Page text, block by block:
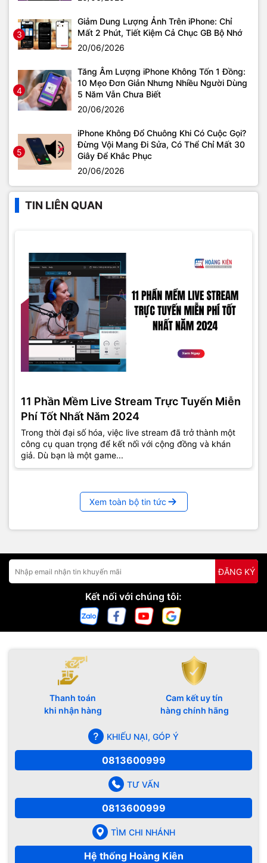
3
Giảm Dung Lượng Ảnh Trên iPhone: Chỉ
Mất 2 Phút, Tiết Kiệm Cả Chục GB Bộ Nhớ
20/06/2026
4
Tăng Âm Lượng iPhone Không Tốn 1 Đồng:
10 Mẹo Đơn Giản Nhưng Nhiều Người Dùng
5 Năm Vẫn Chưa Biết
20/06/2026
5
iPhone Không Đổ Chuông Khi Có Cuộc Gọi?
Đừng Vội Mang Đi Sửa, Có Thể Chỉ Mất 30
Giây Để Khắc Phục
20/06/2026
TIN LIÊN QUAN
11 Phần Mềm Live Stream Trực Tuyến Miễn
Phí Tốt Nhất Năm 2024
Trong thời đại số hóa, việc live stream đã trở thành một
công cụ quan trọng để kết nối với cộng đồng và khán
giả. Dù bạn là một game...
Xem toàn bộ tin tức
ĐĂNG KÝ
Kết nối với chúng tôi:
Thanh toán
khi nhận hàng
Cam kết uy tín
hàng chính hãng
KHIẾU NẠI, GÓP Ý
0813600999
TƯ VẤN
0813600999
TÌM CHI NHÁNH
Hệ thống Hoàng Kiên